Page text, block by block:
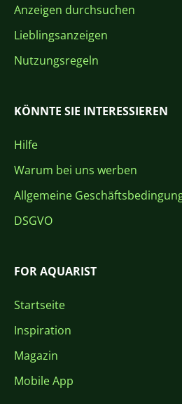
Anzeigen durchsuchen
Lieblingsanzeigen
Nutzungsregeln
KÖNNTE SIE INTERESSIEREN
Hilfe
Warum bei uns werben
Allgemeine
DSGVO
FOR AQUARIST
Startseite
Inspiration
Magazin
Mobile App